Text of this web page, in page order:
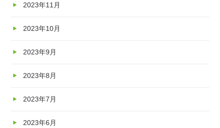
2023年11月
2023年10月
2023年9月
2023年8月
2023年7月
2023年6月